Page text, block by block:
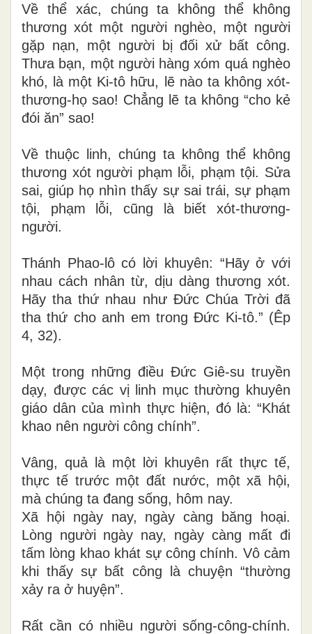
Về thể xác, chúng ta không thể không
thương xót một người nghèo, một người
gặp nạn, một người bị đối xử bất công.
Thưa bạn, một người hàng xóm quá nghèo
khó, là một Ki-tô hữu, lẽ nào ta không xót-
thương-họ sao! Chẳng lẽ ta không “cho kẻ
đói ăn” sao!
Về thuộc linh, chúng ta không thể không
thương xót người phạm lỗi, phạm tội. Sửa
sai, giúp họ nhìn thấy sự sai trái, sự phạm
tội, phạm lỗi, cũng là biết xót-thương-
người.
Thánh Phao-lô có lời khuyên: “Hãy ở với
nhau cách nhân từ, dịu dàng thương xót.
Hãy tha thứ nhau như Đức Chúa Trời đã
tha thứ cho anh em trong Đức Ki-tô.” (Êp
4, 32).
Một trong những điều Đức Giê-su truyền
dạy, được các vị linh mục thường khuyên
giáo dân của mình thực hiện, đó là: “Khát
khao nên người công chính”.
Vâng, quả là một lời khuyên rất thực tế,
thực tế trước một đất nước, một xã hội,
mà chúng ta đang sống, hôm nay.
Xã hội ngày nay, ngày càng băng hoại.
Lòng người ngày nay, ngày càng mất đi
tấm lòng khao khát sự công chính. Vô cảm
khi thấy sự bất công là chuyện “thường
xảy ra ở huyện”.
Rất cần có nhiều người sống-công-chính.